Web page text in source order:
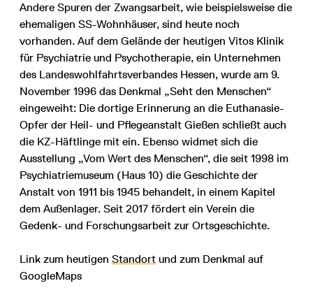
Andere Spuren der Zwangsarbeit, wie beispielsweise die
ehemaligen SS-Wohnhäuser, sind heute noch
vorhanden. Auf dem Gelände der heutigen Vitos Klinik
für Psychiatrie und Psychotherapie, ein Unternehmen
des Landeswohlfahrtsverbandes Hessen, wurde am 9.
November 1996 das Denkmal „Seht den Menschen“
eingeweiht: Die dortige Erinnerung an die Euthanasie-
Opfer der Heil- und Pflegeanstalt Gießen schließt auch
die KZ-Häftlinge mit ein. Ebenso widmet sich die
Ausstellung „Vom Wert des Menschen“, die seit 1998 im
Psychiatriemuseum (Haus 10) die Geschichte der
Anstalt von 1911 bis 1945 behandelt, in einem Kapitel
dem Außenlager. Seit 2017 fördert ein Verein die
Gedenk- und Forschungsarbeit zur Ortsgeschichte.
Link zum heutigen Standort und zum Denkmal auf
GoogleMaps